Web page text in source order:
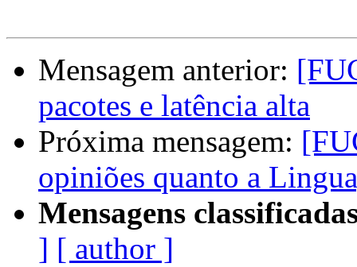
Mensagem anterior:
pacotes e latência alta
Próxima mensagem:
opiniões quanto a
Mensagens
] [ author ]